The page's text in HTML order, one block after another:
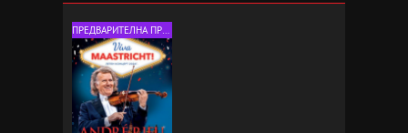
ПРЕДВАРИТЕЛНА ПРОДАЖБА